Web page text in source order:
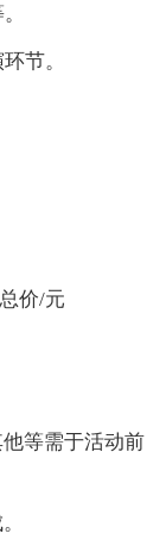
节。
价/元
等需于活动前